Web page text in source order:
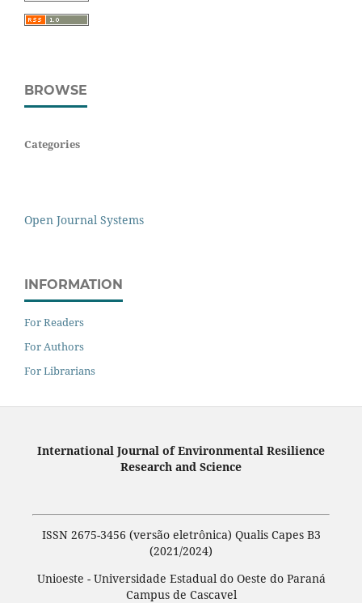
BROWSE
Categories
Open Journal Systems
INFORMATION
For Readers
For Authors
For Librarians
International Journal of Environmental Resilience
Research and Science
ISSN 2675-3456 (versão eletrônica) Qualis Capes B3
(2021/2024)
Unioeste - Universidade Estadual do Oeste do Paraná
Campus de Cascavel